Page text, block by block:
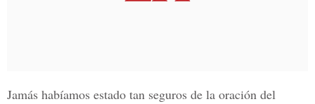
Jamás habíamos estado tan seguros de la oración del